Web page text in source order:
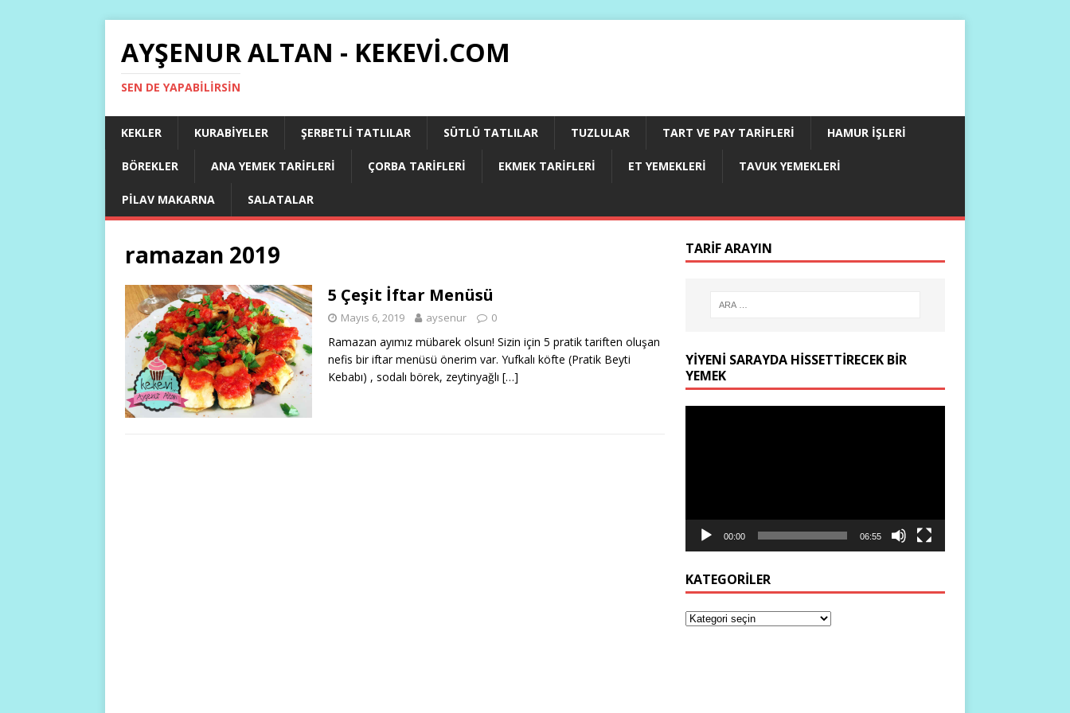
AYŞENUR ALTAN - KEKEVI.COM
SEN DE YAPABILIRSIN
KEKLER KURABIYELER ŞERBETLI TATLILAR SÜTLÜ TATLILAR TUZLULAR TART VE PAY TARIFLERI HAMUR İŞLERI
BÖREKLER ANA YEMEK TARIFLERI ÇORBA TARIFLERI EKMEK TARIFLERI ET YEMEKLERI TAVUK YEMEKLERI
PILAV MAKARNA SALATALAR
ramazan 2019
5 Çeşit İftar Menüsü
Mayıs 6, 2019 aysenur 0
Ramazan ayımız mübarek olsun! Sizin için 5 pratik tariften oluşan
nefis bir iftar menüsü önerim var. Yufkalı köfte (Pratik Beyti
Kebabı) , sodalı börek, zeytinyağlı […]
TARIF ARAYIN
YIYENI SARAYDA HISSETTIRECEK BIR
YEMEK
00:00 06:55
KATEGORILER